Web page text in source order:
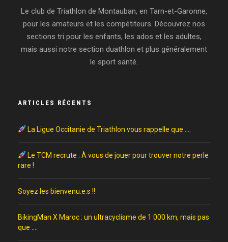
Le club de Triathlon de Montauban, en Tarn-et-Garonne,
pour les amateurs et les compétiteurs. Découvrez nos
sections tri pour les enfants, les ados et les adultes,
mais aussi notre section duathlon et plus généralement
le sport santé.
ARTICLES RÉCENTS
La Ligue Occitanie de Triathlon vous rappelle que ….
Le TCM recrute : À vous de jouer pour trouver notre perle
rare !
Soyez les bienvenu.e.s !!
BikingMan X Maroc : un ultracyclisme de 1 000 km, mais pas
que ….